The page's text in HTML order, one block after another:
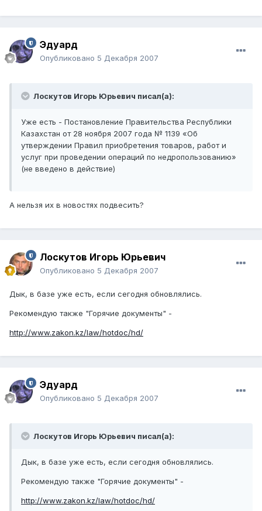
Эдуард
Опубликовано 5 Декабря 2007
Лоскутов Игорь Юрьевич писал(а):
Уже есть - Постановление Правительства Республики
Казахстан от 28 ноября 2007 года № 1139 «Об
утверждении Правил приобретения товаров, работ и
услуг при проведении операций по недропользованию»
(не введено в действие)
А нельзя их в новостях подвесить?
Лоскутов Игорь Юрьевич
Опубликовано 5 Декабря 2007
Дык, в базе уже есть, если сегодня обновлялись.
Рекомендую также "Горячие документы" -
http://www.zakon.kz/law/hotdoc/hd/
Эдуард
Опубликовано 5 Декабря 2007
Лоскутов Игорь Юрьевич писал(а):
Дык, в базе уже есть, если сегодня обновлялись.
Рекомендую также "Горячие документы" -
http://www.zakon.kz/law/hotdoc/hd/